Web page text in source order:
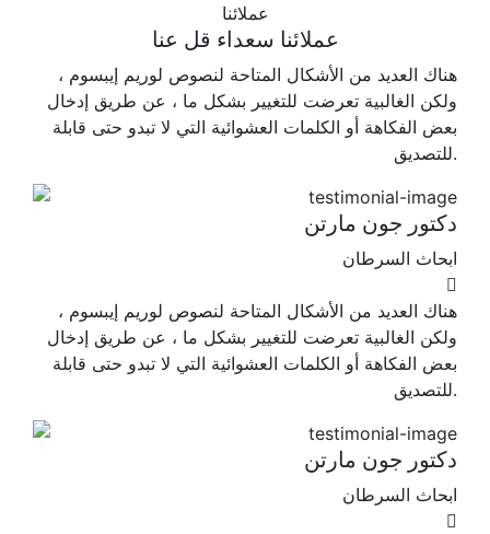
عملائنا
عملائنا سعداء قل عنا
هناك العديد من الأشكال المتاحة لنصوص لوريم إيبسوم ،
ولكن الغالبية تعرضت للتغيير بشكل ما ، عن طريق إدخال
بعض الفكاهة أو الكلمات العشوائية التي لا تبدو حتى قابلة
للتصديق.
دكتور جون مارتن
ابحاث السرطان
هناك العديد من الأشكال المتاحة لنصوص لوريم إيبسوم ،
ولكن الغالبية تعرضت للتغيير بشكل ما ، عن طريق إدخال
بعض الفكاهة أو الكلمات العشوائية التي لا تبدو حتى قابلة
للتصديق.
دكتور جون مارتن
ابحاث السرطان